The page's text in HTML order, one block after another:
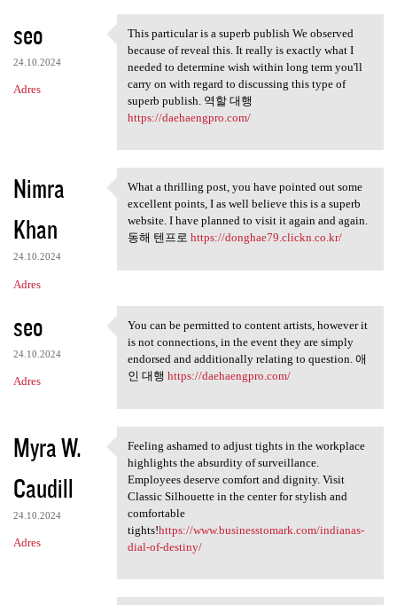
seo
24.10.2024
Adres
This particular is a superb
This particular is a superb publish We observed
because of reveal this. It really is exactly what I
needed to determine wish within long term you'll
carry on with regard to discussing this type of
superb publish. 역할 대행
https://daehaengpro.com/
Nimra
Khan
24.10.2024
Adres
What a thrilling post, you
What a thrilling post, you have pointed out some
excellent points, I as well believe this is a superb
website. I have planned to visit it again and again.
동해 텐프로 https://donghae79.clickn.co.kr/
seo
24.10.2024
Adres
You can be permitted to
You can be permitted to content artists, however it
is not connections, in the event they are simply
endorsed and additionally relating to question. 애
인 대행 https://daehaengpro.com/
Myra W.
Caudill
24.10.2024
Adres
Feeling ashamed to adjust
Feeling ashamed to adjust tights in the workplace
highlights the absurdity of surveillance.
Employees deserve comfort and dignity. Visit
Classic Silhouette in the center for stylish and
comfortable
tights!https://www.businesstomark.com/indianas-
dial-of-destiny/